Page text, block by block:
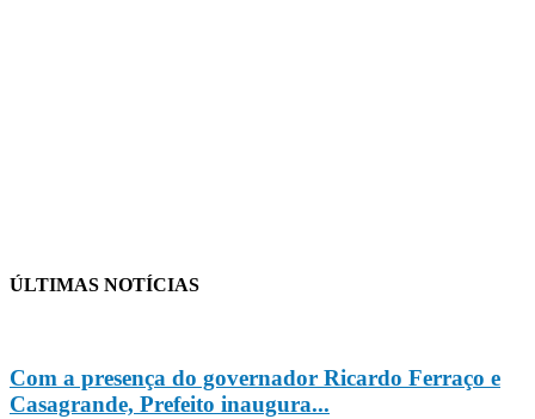
ÚLTIMAS NOTÍCIAS
Com a presença do governador Ricardo Ferraço e
Casagrande, Prefeito inaugura...